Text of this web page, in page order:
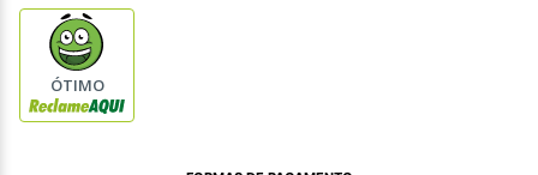
ÓTIMO